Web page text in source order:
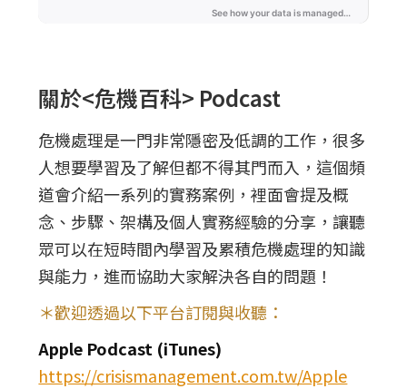
關於<危機百科> Podcast
危機處理是一門非常隱密及低調的工作，很多
人想要學習及了解但都不得其門而入，這個頻
道會介紹一系列的實務案例，裡面會提及概
念、步驟、架構及個人實務經驗的分享，讓聽
眾可以在短時間內學習及累積危機處理的知識
與能力，進而協助大家解決各自的問題！
＊歡迎透過以下平台訂閱與收聽：
Apple Podcast (iTunes)
https://crisismanagement.com.tw/Apple